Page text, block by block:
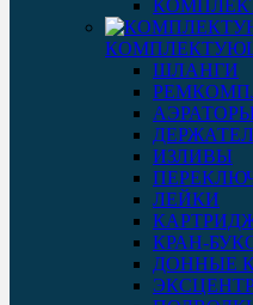
ШЛАНГИ
ИЗЛИВЫ
ЛЕЙКИ
КРАН-
ДОННЫЕ